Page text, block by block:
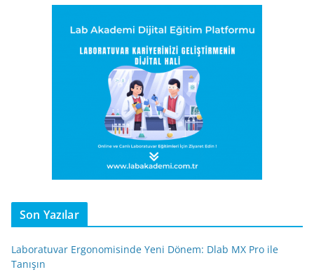
Son Yazılar
Laboratuvar Ergonomisinde Yeni Dönem: Dlab MX Pro ile
Tanışın